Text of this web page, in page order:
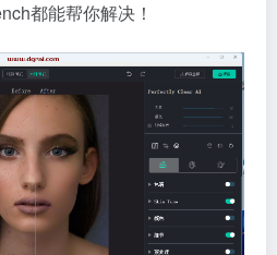
都能帮你解决！